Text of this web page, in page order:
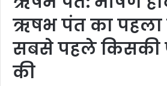
ऋषभ पंत का
सबसे पहले किसकी
की